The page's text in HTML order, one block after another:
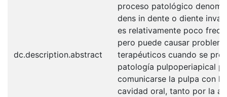
dc.description.abstract
proceso patológico
dens in dente o diente
es relativamente poco
pero puede causar
terapéuticos cuando se
patología pulpoperiapical
comunicarse la pulpa con la
cavidad oral, tanto por la